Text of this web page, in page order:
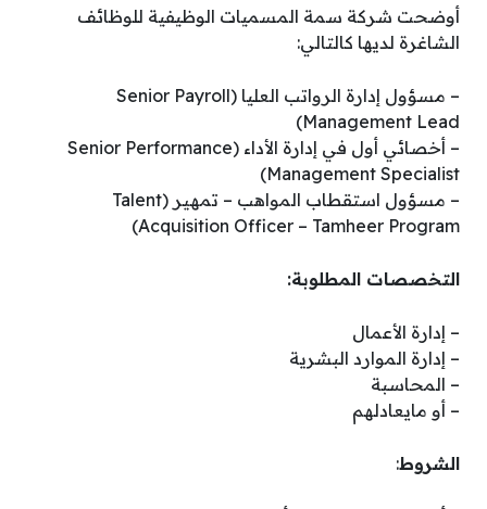
أوضحت شركة سمة المسميات الوظيفية للوظائف
الشاغرة لديها كالتالي:
– مسؤول إدارة الرواتب العليا (Senior Payroll
Management Lead)
– أخصائي أول في إدارة الأداء (Senior Performance
Management Specialist)
– مسؤول استقطاب المواهب – تمهير (Talent
Acquisition Officer – Tamheer Program)
التخصصات المطلوبة:
– إدارة الأعمال
– إدارة الموارد البشرية
– المحاسبة
– أو مايعادلهم
الشروط: